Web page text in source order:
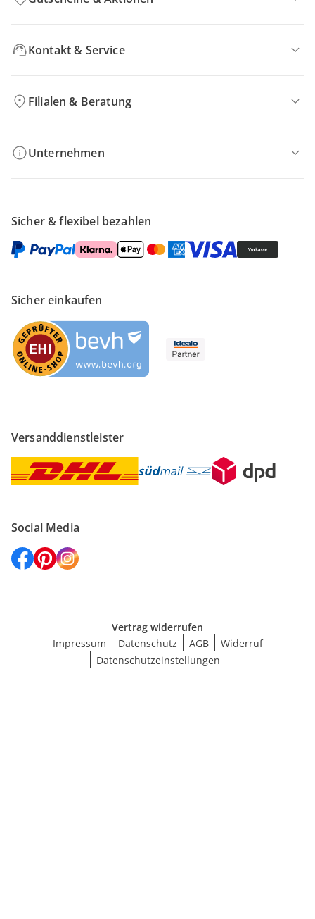
Kontakt & Service
Filialen & Beratung
Unternehmen
Sicher & flexibel bezahlen
Sicher einkaufen
Versanddienstleister
Social Media
Vertrag widerrufen
Impressum
Datenschutz AGB
Widerruf
Datenschutzeinstellungen